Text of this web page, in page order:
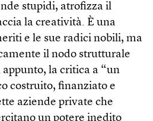
stupidi, atrofizza il
la creatività. È una
e le sue radici nobili, ma
il nodo strutturale
la critica a “un
costruito, finanziato e
aziende private che
un potere inedito